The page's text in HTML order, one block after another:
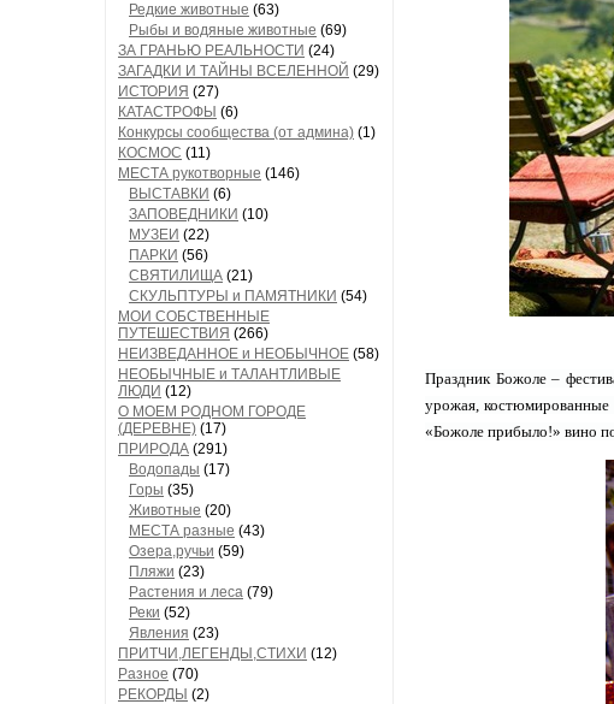
Редкие животные (63)
Рыбы и водяные животные (69)
ЗА ГРАНЬЮ РЕАЛЬНОСТИ (24)
ЗАГАДКИ И ТАЙНЫ ВСЕЛЕННОЙ (29)
ИСТОРИЯ (27)
КАТАСТРОФЫ (6)
Конкурсы сообщества (от админа) (1)
КОСМОС (11)
МЕСТА рукотворные (146)
ВЫСТАВКИ (6)
ЗАПОВЕДНИКИ (10)
МУЗЕИ (22)
ПАРКИ (56)
СВЯТИЛИЩА (21)
СКУЛЬПТУРЫ и ПАМЯТНИКИ (54)
МОИ СОБСТВЕННЫЕ
ПУТЕШЕСТВИЯ (266)
НЕИЗВЕДАННОЕ и НЕОБЫЧНОЕ (58)
НЕОБЫЧНЫЕ и ТАЛАНТЛИВЫЕ
ЛЮДИ (12)
О МОЕМ РОДНОМ ГОРОДЕ
(ДЕРЕВНЕ) (17)
ПРИРОДА (291)
Водопады (17)
Горы (35)
Животные (20)
МЕСТА разные (43)
Озера,ручьи (59)
Пляжи (23)
Растения и леса (79)
Реки (52)
Явления (23)
ПРИТЧИ,ЛЕГЕНДЫ,СТИХИ (12)
Разное (70)
РЕКОРДЫ (2)
Праздник Божоле –
урожая, костюмированные
«Божоле прибыло!» вино